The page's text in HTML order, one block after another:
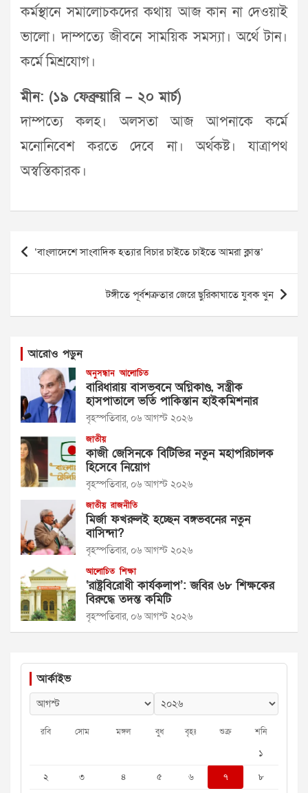
কর্মস্থানে সমালোচকদের কথায় আজ কান না দেওয়াই
ভালো। দাম্পত্যে জীবনে সাময়িক সমস্যা। অর্থে টান।
কর্মে মিশ্রযোগ।
মীন: (১৯ ফেব্রুয়ারি – ২০ মার্চ)
দাম্পত্যে কলহ। অলসতা আজ আপনাকে কর্মে
মনোনিবেশ করতে দেবে না। অর্থকষ্ট। যাত্রাপথ
অস্বস্তিকারক।
Post
navigation
‘বাংলাদেশে সাংবাদিক হত্যার বিচার চাইতে চাইতে আমরা ক্লান্ত’
টঙ্গীতে পূর্বশক্রতার জেরে ছুরিকাঘাতে যুবক খুন
আরোও পড়ুন
অনুসন্ধান আলোচিত
বারিধারায় বাসভবনে অগ্নিকাণ্ড, সস্ত্রীক
হাসপাতালে ভর্তি পাকিস্তান হাইকমিশনার
বৃহস্পতিবার, ০৬ আগস্ট ২০২৬
জাতীয়
কাজী জেসিনকে বিটিভির নতুন মহাপরিচালক
হিসেবে নিয়োগ
বৃহস্পতিবার, ০৬ আগস্ট ২০২৬
জাতীয় রাজনীতি
মির্জা ফখরুলই হচ্ছেন বঙ্গভবনের নতুন
বাসিন্দা?
বৃহস্পতিবার, ০৬ আগস্ট ২০২৬
আলোচিত শিক্ষা
‘রাষ্ট্রবিরোধী কার্যকলাপ’: জবির ৬৮ শিক্ষকের
বিরুদ্ধে তদন্ত কমিটি
বৃহস্পতিবার, ০৬ আগস্ট ২০২৬
আর্কাইভ
রবি সোম মঙ্গল বুধ বৃহঃ শুক্র শনি
১
২
৩ ৪ ৫ ৬ ৭ ৮